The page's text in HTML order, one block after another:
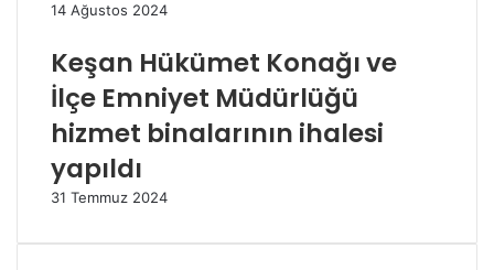
14 Ağustos 2024
Keşan Hükümet Konağı ve
İlçe Emniyet Müdürlüğü
hizmet binalarının ihalesi
yapıldı
31 Temmuz 2024